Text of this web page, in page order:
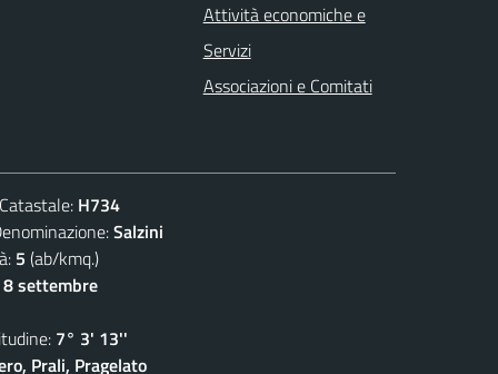
Attività economiche e
Servizi
Associazioni e Comitati
H734
Salzini
5 (ab/kmq.)
settembre
7° 3' 13''
Prali, Pragelato